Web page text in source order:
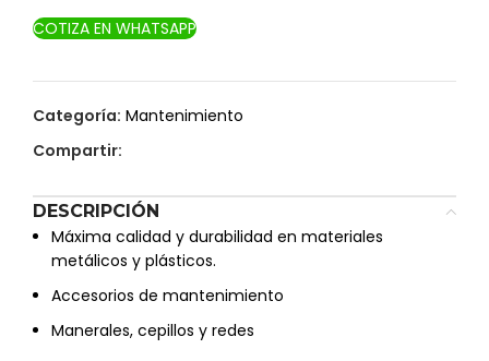
COTIZA EN WHATSAPP
Categoría: Mantenimiento
Compartir:
DESCRIPCIÓN
Máxima calidad y durabilidad en materiales
metálicos y plásticos.
Accesorios de mantenimiento
Manerales, cepillos y redes